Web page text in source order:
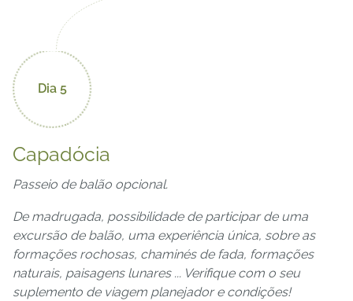
Dia 5
Capadócia
Passeio de balão opcional.
De madrugada, possibilidade de participar de uma
excursão de balão, uma experiência única, sobre as
formações rochosas, chaminés de fada, formações
naturais, paisagens lunares ... Verifique com o seu
suplemento de viagem planejador e condições!